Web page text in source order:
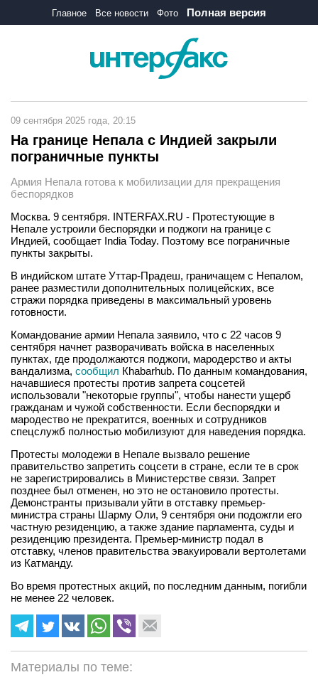
Главное Все новости Фото Полная версия
09 сентября 2025 года, 20:15
На границе Непала с Индией закрыли
пограничные пункты
Армия Непала готова к мобилизации для прекращения
беспорядков
Москва. 9 сентября. INTERFAX.RU - Протестующие в
Непале устроили беспорядки и поджоги на границе с
Индией, сообщает India Today. Поэтому все пограничные
пункты закрыты.
В индийском штате Уттар-Прадеш, граничащем с Непалом,
ранее разместили дополнительных полицейских, все
стражи порядка приведены в максимальный уровень
готовности.
Командование армии Непала заявило, что с 22 часов 9
сентября начнет разворачивать войска в населенных
пунктах, где продолжаются поджоги, мародерство и акты
вандализма, сообщил Кhabarhub. По данным командования,
начавшиеся протесты против запрета соцсетей
использовали "некоторые группы", чтобы нанести ущерб
гражданам и чужой собственности. Если беспорядки и
мародество не прекратится, военных и сотрудников
спецслужб полностью мобилизуют для наведения порядка.
Протесты молодежи в Непале вызвало решение
правительство запретить соцсети в стране, если те в срок
не зарегистрировались в Министерстве связи. Запрет
позднее был отменен, но это не остановило протесты.
Демонстранты призывали уйти в отставку премьер-
министра страны Шарму Оли, 9 сентября они подожгли его
частную резиденцию, а также здание парламента, суды и
резиденцию президента. Премьер-министр подал в
отставку, членов правительства эвакуировали вертолетами
из Катманду.
Во время протестных акций, по последним данным, погибли
не менее 22 человек.
Материалы по теме: